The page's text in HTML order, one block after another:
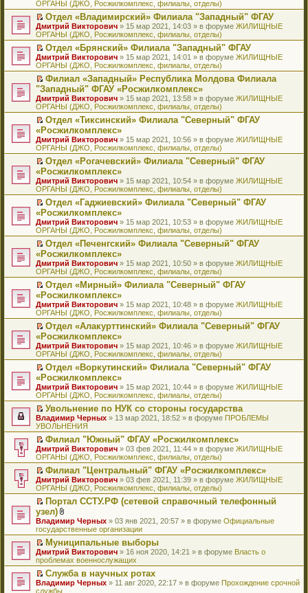
щ
е
н
и
ю
у
с
о
о
б
щ
е
н
и
ю
а
н
н
о
м
у
с
о
о
б
щ
е
н
и
ю
р
о
ч
и
т
а
н
н
о
м
у
с
о
о
б
щ
е
н
и
ю
м
у
н
е
п
р
о
ч
и
т
а
н
н
о
м
у
с
о
о
б
щ
е
н
и
ю
п
е
р
в
о
м
у
н
е
п
р
о
ч
и
т
а
н
н
о
м
у
с
о
о
б
щ
е
н
и
ю
е
й
т
и
к
п
е
р
в
о
м
у
н
е
п
р
о
ч
и
т
а
н
н
о
м
у
с
о
о
б
щ
е
н
и
ю
ОРГАНЫ (ДЖО, Росжилкомплекс, филиалы, отделы)
П
е
р
е
й
т
и
к
п
е
р
в
о
м
у
н
е
п
р
о
ч
и
т
а
н
н
о
м
у
с
о
о
б
щ
е
н
и
ю
Отдел «Владимирский» Филиала "Западный" ФГАУ
Дмитрий Викторович » 15 мар 2021, 14:03 » в форуме ЖИЛИЩНЫЕ
ОРГАНЫ (ДЖО, Росжилкомплекс, филиалы, отделы)
П
е
р
е
й
т
и
к
п
е
р
в
о
м
у
н
е
п
р
о
ч
и
т
а
н
н
о
м
у
с
о
о
б
щ
е
н
и
ю
Отдел «Брянский» Филиала "Западный" ФГАУ
Дмитрий Викторович » 15 мар 2021, 14:01 » в форуме ЖИЛИЩНЫЕ
ОРГАНЫ (ДЖО, Росжилкомплекс, филиалы, отделы)
П
е
р
е
й
т
к
п
е
р
о
м
у
н
п
р
о
ч
т
а
н
н
м
у
с
о
б
щ
е
н
ю
Филиал «Западный» Республика Молдова Филиала
"Западный" ФГАУ «Росжилкомплекс»
Дмитрий Викторович » 15 мар 2021, 13:58 » в форуме ЖИЛИЩНЫЕ
ОРГАНЫ (ДЖО, Росжилкомплекс, филиалы, отделы)
П
р
е
й
т
к
п
е
р
о
м
у
н
п
р
о
ч
т
а
н
н
м
у
с
о
б
щ
е
н
и
ю
Отдел «Тиксинский» Филиала "Северный" ФГАУ
«Росжилкомплекс»
Дмитрий Викторович » 15 мар 2021, 10:56 » в форуме ЖИЛИЩНЫЕ
ОРГАНЫ (ДЖО, Росжилкомплекс, филиалы, отделы)
П
р
е
й
т
к
п
е
р
о
м
у
н
п
р
о
ч
т
а
н
н
м
у
с
о
о
б
щ
е
н
и
ю
Отдел «Рогачевский» Филиала "Северный" ФГАУ
«Росжилкомплекс»
Дмитрий Викторович » 15 мар 2021, 10:54 » в форуме ЖИЛИЩНЫЕ
ОРГАНЫ (ДЖО, Росжилкомплекс, филиалы, отделы)
П
р
е
й
т
к
п
е
р
о
м
у
н
п
р
о
ч
т
а
н
н
о
м
у
с
о
о
б
щ
е
н
и
ю
Отдел «Гаджиевский» Филиала "Северный" ФГАУ
«Росжилкомплекс»
Дмитрий Викторович » 15 мар 2021, 10:53 » в форуме ЖИЛИЩНЫЕ
ОРГАНЫ (ДЖО, Росжилкомплекс, филиалы, отделы)
П
р
е
й
т
к
п
е
р
о
м
у
н
п
р
о
ч
и
т
а
н
н
о
м
у
с
о
о
б
щ
е
н
и
ю
Отдел «Печенгский» Филиала "Северный" ФГАУ
«Росжилкомплекс»
Дмитрий Викторович » 15 мар 2021, 10:50 » в форуме ЖИЛИЩНЫЕ
ОРГАНЫ (ДЖО, Росжилкомплекс, филиалы, отделы)
П
р
е
й
т
к
п
е
р
о
м
у
н
е
п
р
о
ч
и
т
а
н
н
о
м
у
с
о
о
б
щ
е
н
и
Отдел «Мирный» Филиала "Северный" ФГАУ
«Росжилкомплекс»
Дмитрий Викторович » 15 мар 2021, 10:48 » в форуме ЖИЛИЩНЫЕ
ОРГАНЫ (ДЖО, Росжилкомплекс, филиалы, отделы)
П
р
е
й
т
к
п
е
р
в
о
м
у
н
е
п
р
о
ч
и
т
а
н
н
о
м
у
с
о
о
Отдел «Алакурттинский» Филиала "Северный" ФГАУ
«Росжилкомплекс»
Дмитрий Викторович » 15 мар 2021, 10:46 » в форуме ЖИЛИЩНЫЕ
ОРГАНЫ (ДЖО, Росжилкомплекс, филиалы, отделы)
П
р
е
й
т
и
к
п
е
р
в
о
м
у
н
е
п
р
о
ч
и
т
а
н
н
о
Отдел «Воркутинский» Филиала "Северный" ФГАУ
«Росжилкомплекс»
Дмитрий Викторович » 15 мар 2021, 10:44 » в форуме ЖИЛИЩНЫЕ
ОРГАНЫ (ДЖО, Росжилкомплекс, филиалы, отделы)
П
е
р
е
й
т
и
к
п
е
р
в
о
м
у
н
е
п
р
о
ч
и
Увольнение по НУК со стороны государства
Владимир Черных » 13 мар 2021, 18:52 » в форуме ПРОБЛЕМЫ
УВОЛЬНЕНИЯ
П
е
р
е
й
т
и
к
п
е
р
в
о
м
у
н
е
п
Филиал "Южный" ФГАУ «Росжилкомплекс»
Дмитрий Викторович » 03 фев 2021, 11:44 » в форуме ЖИЛИЩНЫЕ
ОРГАНЫ (ДЖО, Росжилкомплекс, филиалы, отделы)
П
е
р
й
т
и
к
п
е
р
в
о
м
Филиал "Центральный" ФГАУ «Росжилкомплекс»
Дмитрий Викторович » 03 фев 2021, 11:39 » в форуме ЖИЛИЩНЫЕ
ОРГАНЫ (ДЖО, Росжилкомплекс, филиалы, отделы)
П
е
р
е
й
т
и
к
п
е
р
Портал ССТУ.РФ (сетевой справочный телефонный
узел)
В
л
о
ж
е
н
и
я
Владимир Черных » 03 янв 2021, 20:57 » в форуме Официальные
государственные организации
П
е
р
е
й
т
Муниципальные выборы
Дмитрий Викторович » 16 ноя 2020, 14:21 » в форуме Власть о
проблемах военнослужащих
П
е
Служба в научных ротах
Владимир Черных » 11 авг 2020, 22:17 » в форуме Прохождение срочной
службы